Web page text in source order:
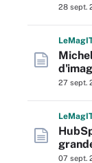
28 sept.
LeMag
27 sept.
LeMag
07 sept.